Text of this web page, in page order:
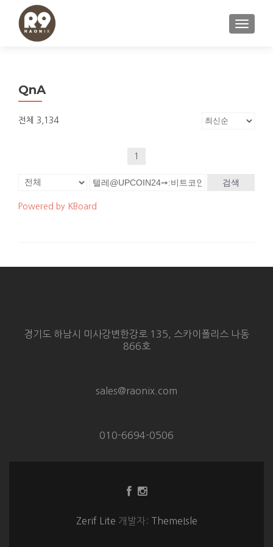
내비게
QnA
전체 3,134
1
검색
Powered by KBoard
경기도 하남시 미사강변한강로 135, 스카이폴리스 나동
866호
sales@raonix.com
010-6694-0506
Facebook
크
Instagram
크
Zerif Lite 개발자: ThemeIsle